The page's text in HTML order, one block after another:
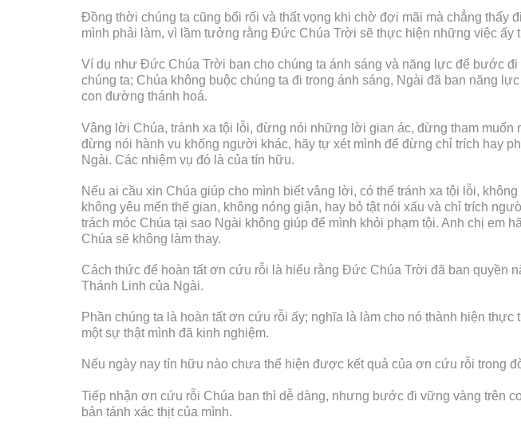
Đồng thời chúng ta cũng bối rối và thất vọng khi chờ đợi mãi mà chẳng
mình phải làm, vì lầm tưởng rằng Đức Chúa Trời sẽ thực hiện những việc ấy
Ví dụ như Đức Chúa Trời ban cho chúng ta ánh sáng và năng lực để bước
chúng ta; Chúa không buộc chúng ta đi trong ánh sáng, Ngài đã ban năng
con đường thánh hoá.
Vâng lời Chúa, tránh xa tội lỗi, đừng nói những lời gian ác, đừng tham
đừng nói hành vu khống người khác, hãy tự xét mình để đừng chỉ trích hay
Ngài. Các nhiệm vụ đó là của tín hữu.
Nếu ai cầu xin Chúa giúp cho mình biết vâng lời, có thể tránh xa tội lỗi,
không yêu mến thế gian, không nóng giận, hay bỏ tật nói xấu và chỉ trích
trách móc Chúa tại sao Ngài không giúp để mình khỏi phạm tội. Anh chị em
Chúa sẽ không làm thay.
Cách thức để hoàn tất ơn cứu rỗi là hiểu rằng Đức Chúa Trời đã ban quyền
Thánh Linh của Ngài.
Phần chúng ta là hoàn tất ơn cứu rỗi ấy; nghĩa là làm cho nó thành hiện
một sự thật mình đã kinh nghiệm.
Nếu ngày nay tín hữu nào chưa thể hiện được kết quả của ơn cứu rỗi trong
Tiếp nhận ơn cứu rỗi Chúa ban thì dễ dàng, nhưng bước đi vững vàng trên
bản tánh xác thịt của mình.